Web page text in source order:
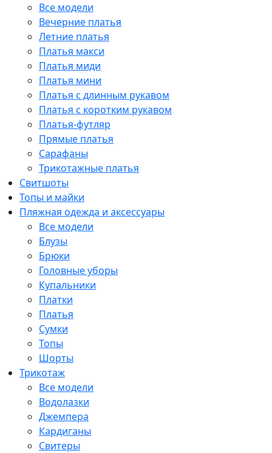
Все модели
Вечерние платья
Летние платья
Платья макси
Платья миди
Платья мини
Платья с длинным рукавом
Платья с коротким рукавом
Платья-футляр
Прямые платья
Сарафаны
Трикотажные платья
Свитшоты
Топы и майки
Пляжная одежда и аксессуары
Все модели
Блузы
Брюки
Головные уборы
Купальники
Платки
Платья
Сумки
Топы
Шорты
Трикотаж
Все модели
Водолазки
Джемпера
Кардиганы
Свитеры